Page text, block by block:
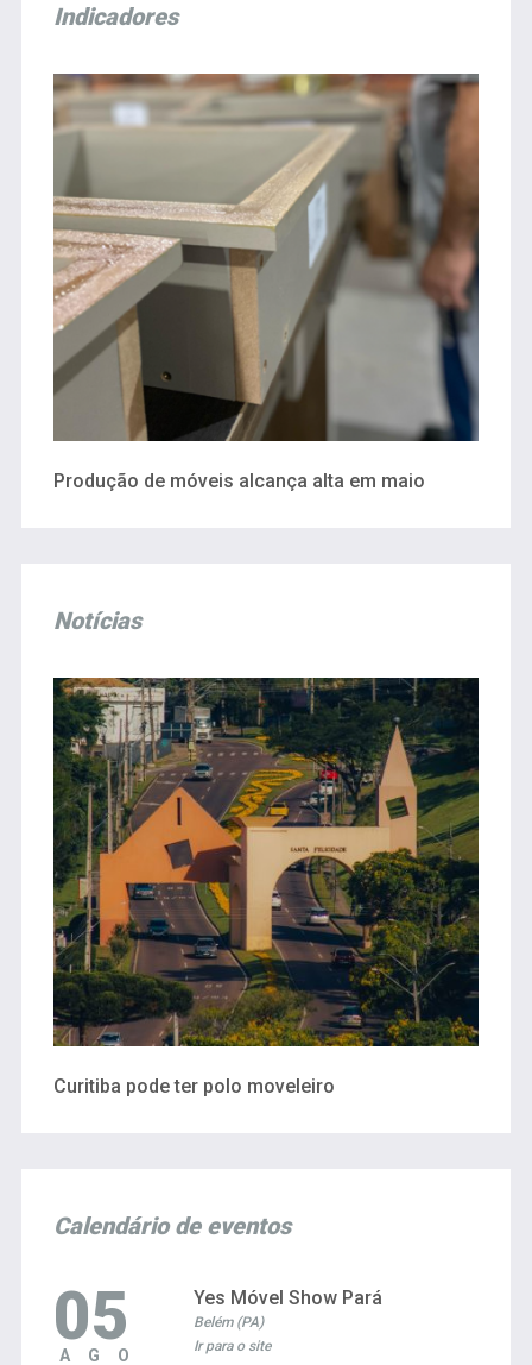
Indicadores
Produção de móveis alcança alta em maio
Notícias
Curitiba pode ter polo moveleiro
Calendário de eventos
05
AGO
Yes Móvel Show Pará
Belém (PA)
Ir para o site